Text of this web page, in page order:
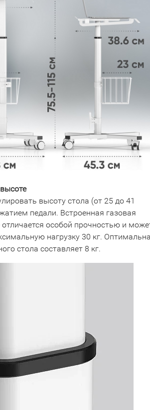
высоту стола (от 25 до 41
педали. Встроенная газовая
особой прочностью и
нагрузку 30 кг.
стола составляет 8 кг.